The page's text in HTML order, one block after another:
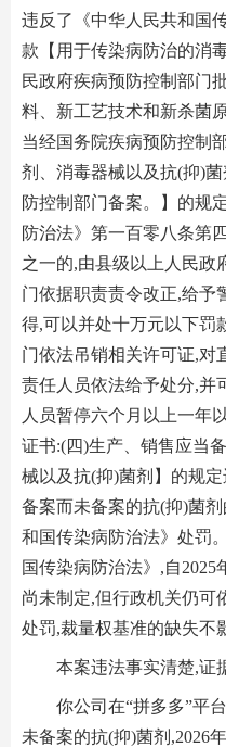
违反了《中华人民共和国
款【用于传染病防治的消
民政府疾病预防控制部门
料、新工艺技术和新杀菌
当经国务院疾病预防控制
剂、消毒器械以及抗(抑)
防控制部门备案。】的规
防治法》第一百零八条第
之一的,由县级以上人民政
门依据职责责令改正,给予
得,可以并处十万元以下罚
门依法吊销相关许可证,对
责任人员依法给予处分,并
人员暂停六个月以上一年
证书:(四)生产、销售应当
械以及抗(抑)菌剂】的规
备案而未备案的抗(抑)菌
和国传染病防治法》处罚
国传染病防治法》,自
尚未制定,但行政机关仍可
处罚,裁量权基准的缺失不
本案违法事实清楚,证
你公司在“拼多多”平
未备案的抗(抑)菌剂,2026